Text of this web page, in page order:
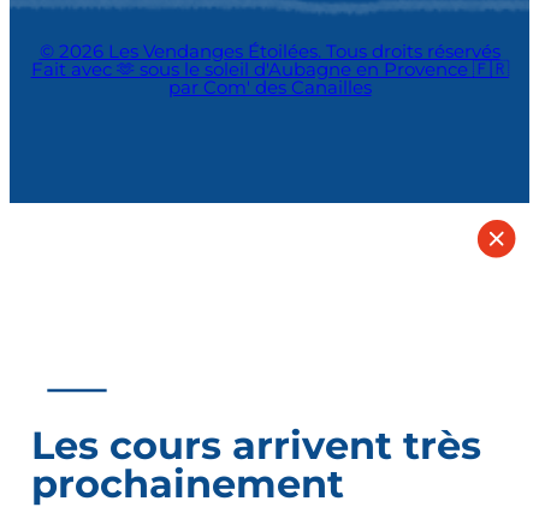
© 2026 Les Vendanges Étoilées. Tous droits réservés
Fait avec 🫶 sous le soleil d'Aubagne en Provence 🇫🇷
par Com' des Canailles
Les cours arrivent très
prochainement